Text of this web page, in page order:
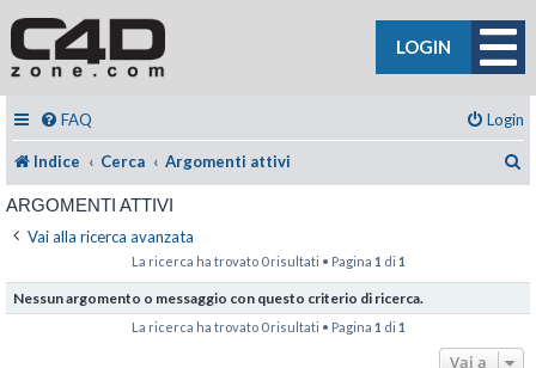
LOGIN
FAQ Login
Indice Cerca Argomenti attivi
ARGOMENTI ATTIVI
Vai alla ricerca avanzata
La ricerca ha trovato 0 risultati • Pagina 1 di 1
Nessun argomento o messaggio con questo criterio di ricerca.
La ricerca ha trovato 0 risultati • Pagina 1 di 1
Vai a